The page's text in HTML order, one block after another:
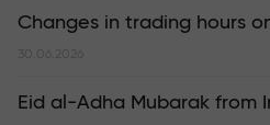
Changes in trading hours
30.06.2026
Eid al-Adha Mubarak from